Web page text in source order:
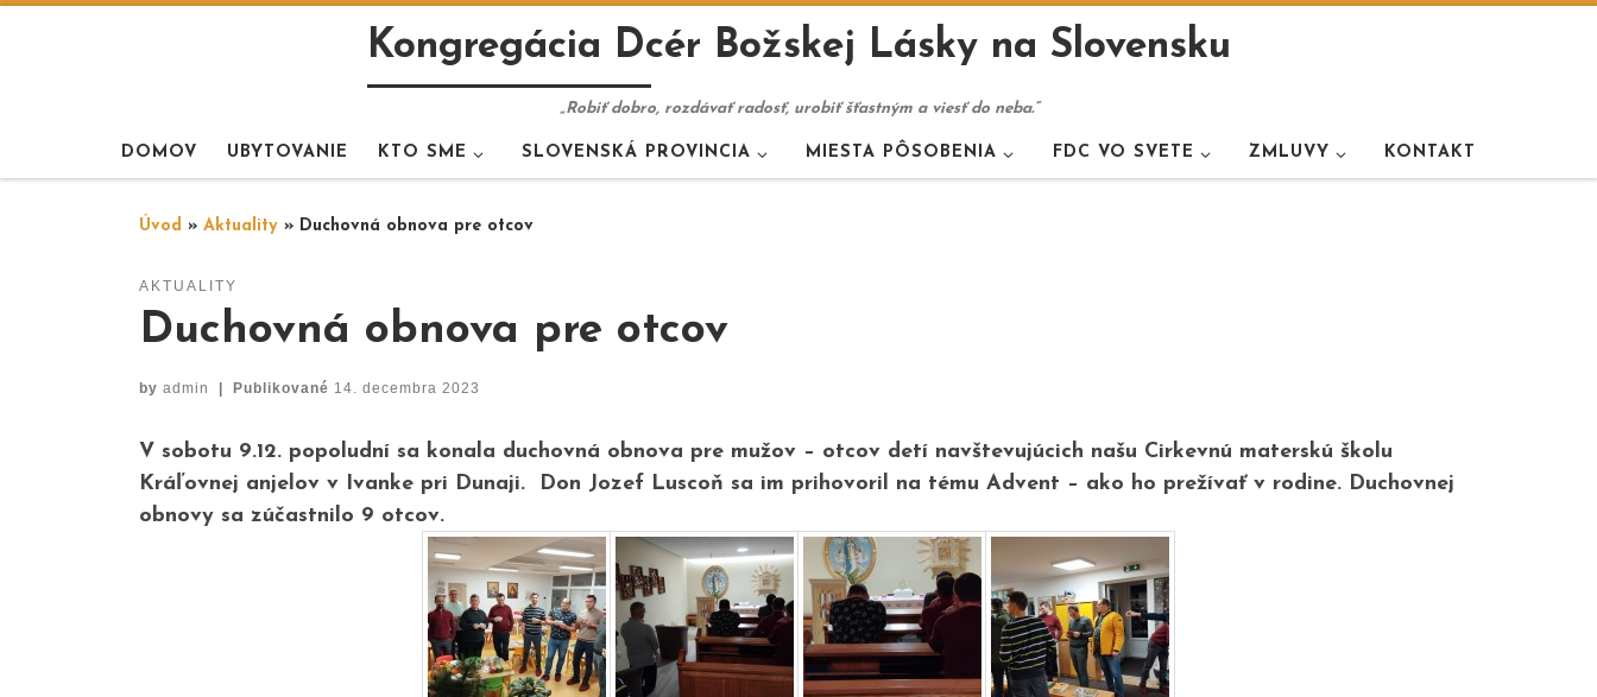
Kongregácia Dcér Božskej Lásky na Slovensku
„Robiť dobro, rozdávať radosť, urobiť šťastným a viesť do neba.“
DOMOV UBYTOVANIE KTO SME SLOVENSKÁ PROVINCIA MIESTA PÔSOBENIA FDC VO SVETE ZMLUVY KONTAKT
Úvod » Aktuality » Duchovná obnova pre otcov
AKTUALITY
Duchovná obnova pre otcov
by admin | Publikované 14. decembra 2023
V sobotu 9.12. popoludní sa konala duchovná obnova pre mužov – otcov detí navštevujúcich našu Cirkevnú materskú školu
Kráľovnej anjelov v Ivanke pri Dunaji. Don Jozef Luscoň sa im prihovoril na tému Advent – ako ho prežívať v rodine. Duchovnej
obnovy sa zúčastnilo 9 otcov.